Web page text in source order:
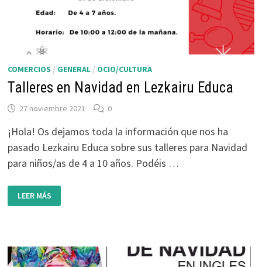
COMERCIOS / GENERAL/ OCIO/CULTURA
Talleres en Navidad en Lezkairu Educa
27 noviembre 2021 0
¡Hola! Os dejamos toda la información que nos ha
pasado Lezkairu Educa sobre sus talleres para Navidad
para niños/as de 4 a 10 años. Podéis …
TALLERES
EN
NAVIDAD
LEER MÁS